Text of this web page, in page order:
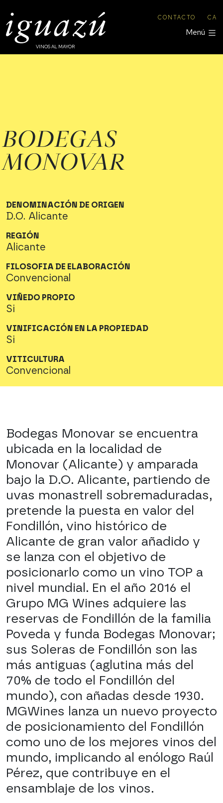
CONTACTO CA
Menú
VINOS AL MAYOR
BODEGAS
MONOVAR
DENOMINACIÓN DE ORIGEN
D.O. Alicante
REGIÓN
Alicante
FILOSOFIA DE ELABORACIÓN
Convencional
VIÑEDO PROPIO
Si
VINIFICACIÓN EN LA PROPIEDAD
Si
VITICULTURA
Convencional
Bodegas Monovar se encuentra
ubicada en la localidad de
Monovar (Alicante) y amparada
bajo la D.O. Alicante, partiendo de
uvas monastrell sobremaduradas,
pretende la puesta en valor del
Fondillón, vino histórico de
Alicante de gran valor añadido y
se lanza con el objetivo de
posicionarlo como un vino TOP a
nivel mundial. En el año 2016 el
Grupo MG Wines adquiere las
reservas de Fondillón de la familia
Poveda y funda Bodegas Monovar;
sus Soleras de Fondillón son las
más antiguas (aglutina más del
70% de todo el Fondillón del
mundo), con añadas desde 1930.
MGWines lanza un nuevo proyecto
de posicionamiento del Fondillón
como uno de los mejores vinos del
mundo, implicando al enólogo Raúl
Pérez, que contribuye en el
ensamblaje de los vinos.